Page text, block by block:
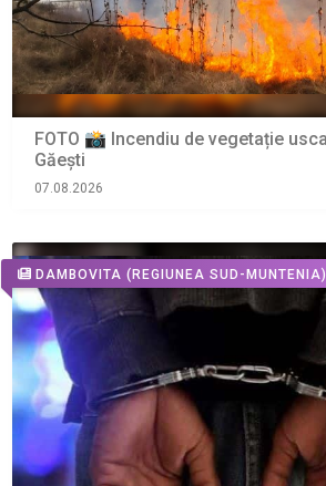
FOTO 📸 Incendiu de vegetație
Găești
07.08.2026
DAMBOVITA (REGIUNEA SUD-MUNTENIA)